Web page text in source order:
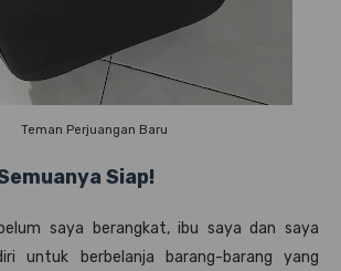
Teman Perjuangan Baru
Siap!
saya berangkat, ibu saya dan saya
untuk berbelanja barang-barang yang